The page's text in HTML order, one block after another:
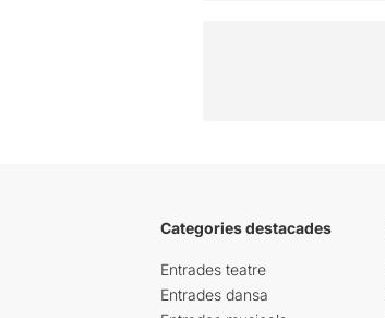
Categories destacades
Entrades teatre
Entrades dansa